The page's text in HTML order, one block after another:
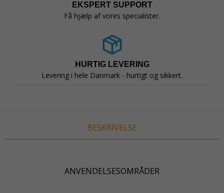
EKSPERT SUPPORT
Få hjælp af vores specialister.
HURTIG LEVERING
Levering i hele Danmark - hurtigt og sikkert.
BESKRIVELSE
ANVENDELSESOMRÅDER